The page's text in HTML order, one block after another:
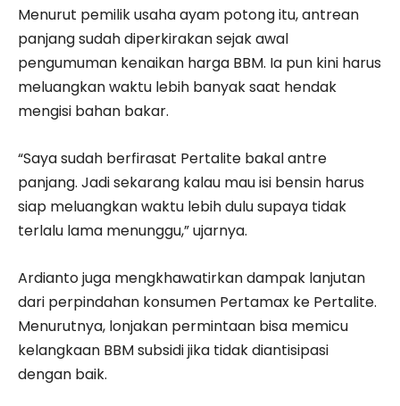
Menurut pemilik usaha ayam potong itu, antrean
panjang sudah diperkirakan sejak awal
pengumuman kenaikan harga BBM. Ia pun kini harus
meluangkan waktu lebih banyak saat hendak
mengisi bahan bakar.
“Saya sudah berfirasat Pertalite bakal antre
panjang. Jadi sekarang kalau mau isi bensin harus
siap meluangkan waktu lebih dulu supaya tidak
terlalu lama menunggu,” ujarnya.
Ardianto juga mengkhawatirkan dampak lanjutan
dari perpindahan konsumen Pertamax ke Pertalite.
Menurutnya, lonjakan permintaan bisa memicu
kelangkaan BBM subsidi jika tidak diantisipasi
dengan baik.